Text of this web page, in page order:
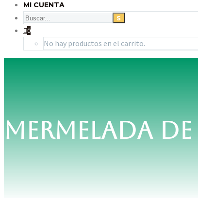
MI CUENTA
0
No hay productos en el carrito.
MERMELADA